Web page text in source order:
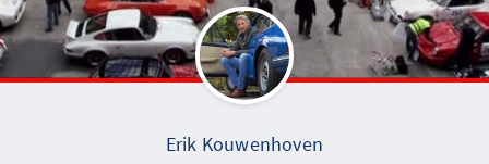
Erik Kouwenhoven